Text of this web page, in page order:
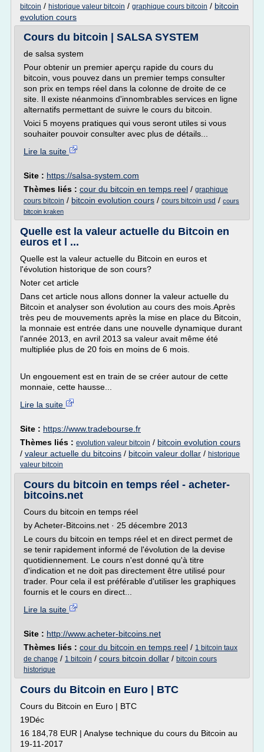
bitcoin / historique valeur bitcoin / graphique cours bitcoin / bitcoin
evolution cours
Cours du bitcoin | SALSA SYSTEM
de salsa system
Pour obtenir un premier aperçu rapide du cours du
bitcoin, vous pouvez dans un premier temps consulter
son prix en temps réel dans la colonne de droite de ce
site. Il existe néanmoins d'innombrables services en ligne
alternatifs permettant de suivre le cours du bitcoin.
Voici 5 moyens pratiques qui vous seront utiles si vous
souhaiter pouvoir consulter avec plus de détails...
Lire la suite
Site : https://salsa-system.com
Thèmes liés : cour du bitcoin en temps reel / graphique
cours bitcoin / bitcoin evolution cours / cours bitcoin usd / cours
bitcoin kraken
Quelle est la valeur actuelle du Bitcoin en
euros et l ...
Quelle est la valeur actuelle du Bitcoin en euros et
l'évolution historique de son cours?
Noter cet article
Dans cet article nous allons donner la valeur actuelle du
Bitcoin et analyser son évolution au cours des mois.Après
très peu de mouvements après la mise en place du Bitcoin,
la monnaie est entrée dans une nouvelle dynamique durant
l'année 2013, en avril 2013 sa valeur avait même été
multipliée plus de 20 fois en moins de 6 mois.
Un engouement est en train de se créer autour de cette
monnaie, cette hausse...
Lire la suite
Site : https://www.tradebourse.fr
Thèmes liés : evolution valeur bitcoin / bitcoin evolution cours
/ valeur actuelle du bitcoins / bitcoin valeur dollar / historique
valeur bitcoin
Cours du bitcoin en temps réel - acheter-
bitcoins.net
Cours du bitcoin en temps réel
by Acheter-Bitcoins.net · 25 décembre 2013
Le cours du bitcoin en temps réel et en direct permet de
se tenir rapidement informé de l'évolution de la devise
quotidiennement. Le cours n'est donné qu'à titre
d'indication et ne doit pas directement être utilisé pour
trader. Pour cela il est préférable d'utiliser les graphiques
fournis et le cours en direct...
Lire la suite
Site : http://www.acheter-bitcoins.net
Thèmes liés : cour du bitcoin en temps reel / 1 bitcoin taux
de change / 1 bitcoin / cours bitcoin dollar / bitcoin cours
historique
Cours du Bitcoin en Euro | BTC
Cours du Bitcoin en Euro | BTC
19Déc
16 184,78 EUR | Analyse technique du cours du Bitcoin au
19-11-2017